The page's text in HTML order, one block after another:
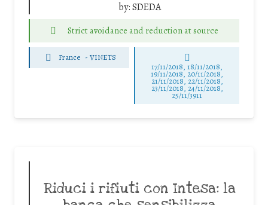
by:SDEDA
Strict avoidance and reduction at source
France -VINETS
17/11/2018, 18/11/2018,
19/11/2018, 20/11/2018,
21/11/2018, 22/11/2018,
23/11/2018, 24/11/2018,
25/11/3911
Riduci i rifiuti con Intesa: la